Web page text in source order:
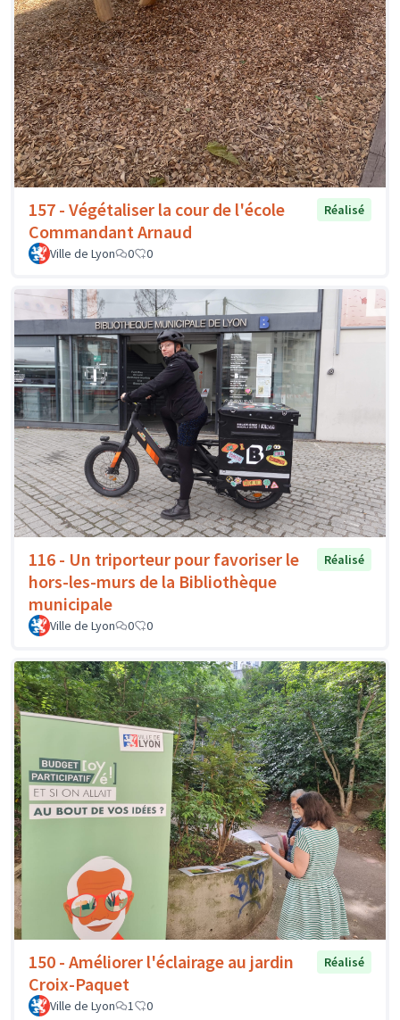
157 - Végétaliser la cour de l'école
Commandant Arnaud
Réalisé
Ville de Lyon 0 0
116 - Un triporteur pour favoriser le
hors-les-murs de la Bibliothèque
municipale
Réalisé
Ville de Lyon 0 0
150 - Améliorer l'éclairage au jardin
Croix-Paquet
Réalisé
Ville de Lyon 1 0